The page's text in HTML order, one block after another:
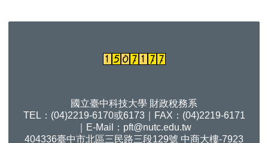
國立臺中科技大學 財政稅務系
TEL：(04)2219-6170或6173｜FAX：(04)2219-6171
｜E-Mail： pft@nutc.edu.tw
404336臺中市北區三民路三段129號 中商大樓-7923